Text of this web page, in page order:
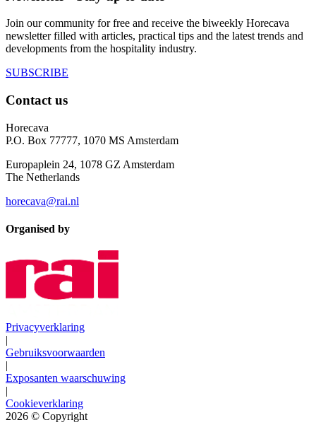
Join our community for free and receive the biweekly Horecava
newsletter filled with articles, practical tips and the latest trends and
developments from the hospitality industry.
SUBSCRIBE
Contact us
Horecava
P.O. Box 77777, 1070 MS Amsterdam
Europaplein 24, 1078 GZ Amsterdam
The Netherlands
horecava@rai.nl
Organised by
Privacyverklaring
|
Gebruiksvoorwaarden
|
Exposanten waarschuwing
|
Cookieverklaring
2026 © Copyright